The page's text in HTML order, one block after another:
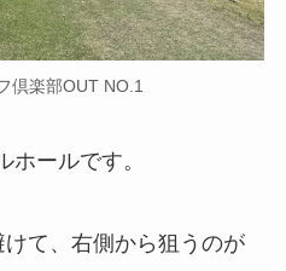
倶楽部OUT NO.1
ホールです。
て、右側から狙うのが